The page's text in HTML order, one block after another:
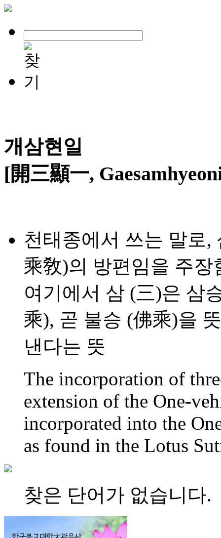
개삼현일
[開三顯一,
천태종에서 쓰는 말로,
乘敎)의 방편임을 주
여기에서 삼 (三)은 삼
乘), 곧 불승 (佛乘)을
낸다는 뜻
The incorporation of
extension of the One-
incorporated into the
as found in the Lotus
찾은 단어가 없습니다.